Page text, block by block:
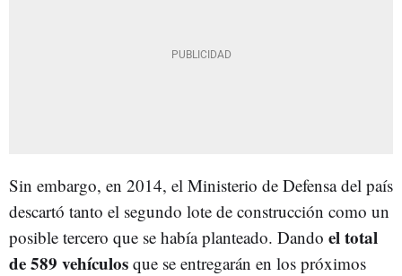
Sin embargo, en 2014, el Ministerio de Defensa del país
descartó tanto el segundo lote de construcción como un
posible tercero que se había planteado. Dando el total
de 589 vehículos que se entregarán en los próximos